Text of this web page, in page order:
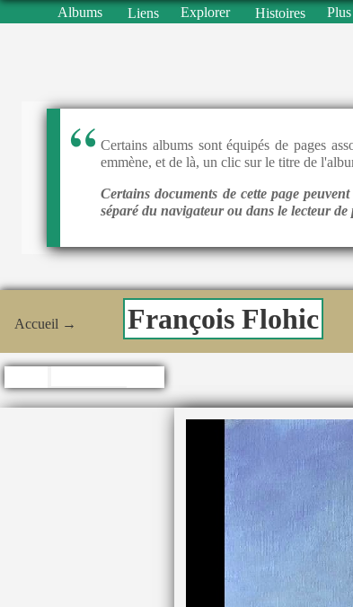
Albums Liens Explorer Histoires
Certains albums sont équipés de pages
emmène, et de là, un clic sur le titre de
Certains documents de cette page
séparé du navigateur ou dans le lecteur
Accueil → François Flohic